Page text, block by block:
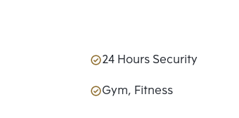
24 Hours Security
Gym, Fitness